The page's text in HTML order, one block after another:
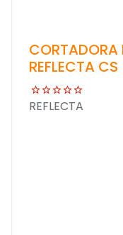
REFLECTA CS
REFLECTA